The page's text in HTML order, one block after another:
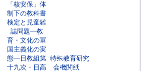
「核安保」体
制下の教科書
検定と児童雑
誌問題―教
育・文化の軍
国主義化の実
態―日教組第
十九次・日高
特殊教育研究
会機関紙